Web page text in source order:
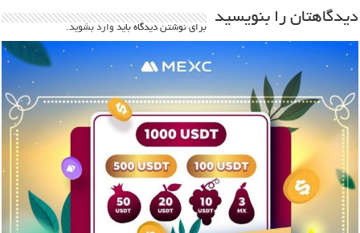
دیدگاهتان را بنویسید
برای نوشتن دیدگاه باید وارد بشوید.